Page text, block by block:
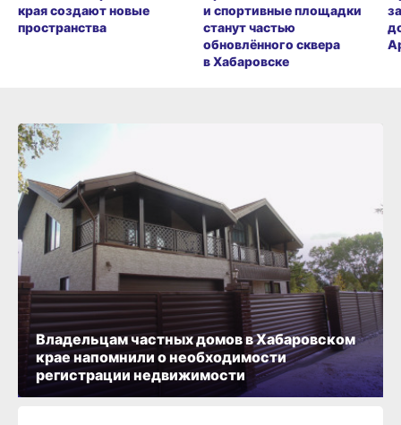
края создают новые
пространства
и спортивные площадки
станут частью
обновлённого сквера
в Хабаровске
Владельцам частных домов в Хабаровском
крае напомнили о необходимости
регистрации недвижимости